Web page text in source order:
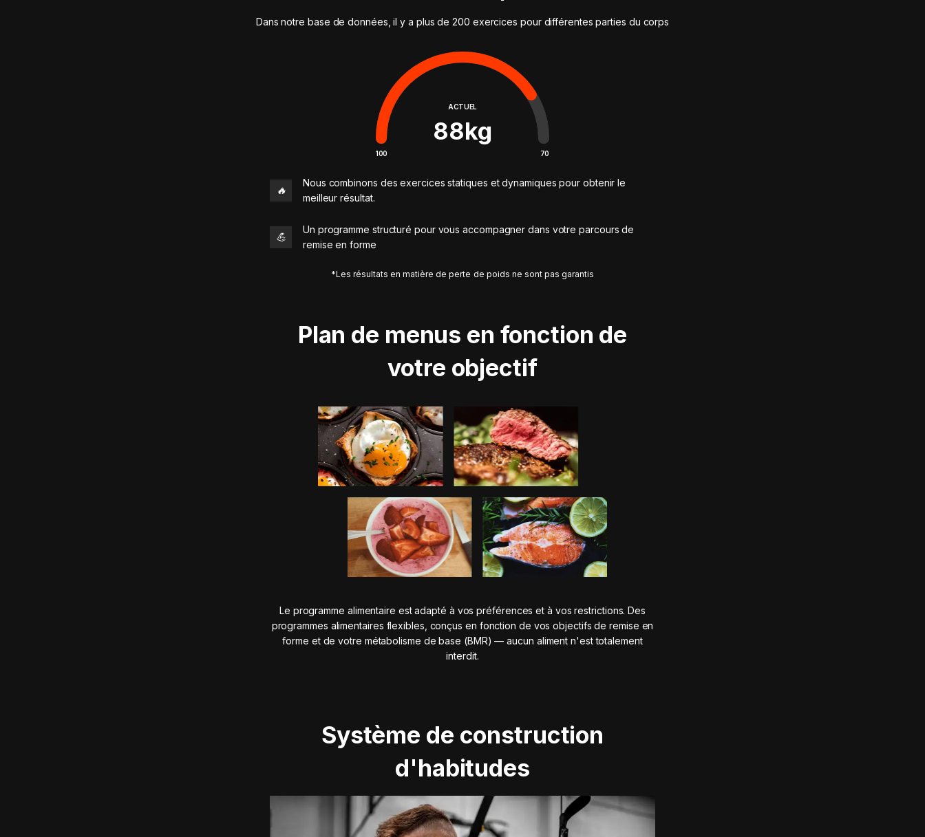
Dans notre base de données, il y a plus de 200 exercices pour différentes parties du corps
ACTUEL
88kg
100 70
🔥
Nous combinons des exercices statiques et dynamiques pour obtenir le
meilleur résultat.
💪
Un programme structuré pour vous accompagner dans votre parcours de
remise en forme
*Les résultats en matière de perte de poids ne sont pas garantis
Plan de menus en fonction de
votre objectif
Le programme alimentaire est adapté à vos préférences et à vos restrictions. Des
programmes alimentaires flexibles, conçus en fonction de vos objectifs de remise en
forme et de votre métabolisme de base (BMR) — aucun aliment n'est totalement
interdit.
Système de construction
d'habitudes